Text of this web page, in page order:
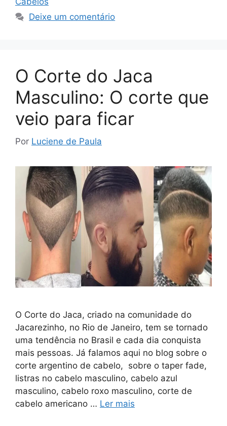
Deixe um comentário
O Corte do Jaca
Masculino: O corte que
veio para ficar
Por Luciene de Paula
O Corte do Jaca, criado na comunidade do
Jacarezinho, no Rio de Janeiro, tem se tornado
uma tendência no Brasil e cada dia conquista
mais pessoas. Já falamos aqui no blog sobre o
corte argentino de cabelo, sobre o taper fade,
listras no cabelo masculino, cabelo azul
masculino, cabelo roxo masculino, corte de
cabelo americano … Ler mais